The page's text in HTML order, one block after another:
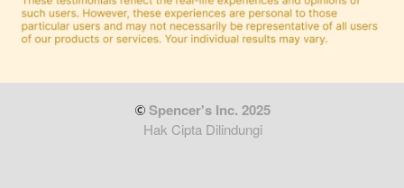
Spencer's Inc. 2025
Hak Cipta Dilindungi